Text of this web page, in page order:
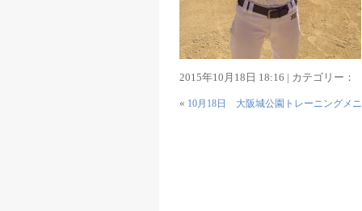
2015年10月18日 18:16 | カテゴリー：
« 10月18日 大阪城公園トレーニングメ